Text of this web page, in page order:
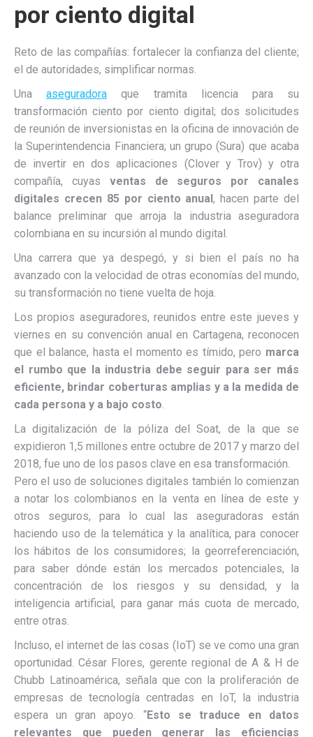
por ciento digital
Reto de las compañías: fortalecer la confianza del cliente;
el de autoridades, simplificar normas.
Unaaseguradora que tramita licencia para su
transformación ciento por ciento digital; dos solicitudes
de reunión de inversionistas en la oficina de innovación de
la Superintendencia Financiera; un grupo (Sura) que acaba
de invertir en dos aplicaciones (Clover y Trov) y otra
compañía, cuyas ventas de seguros por canales
digitales crecen 85 por ciento anual, hacen parte del
balance preliminar que arroja la industria aseguradora
colombiana en su incursión al mundo digital.
Una carrera que ya despegó, y si bien el país no ha
avanzado con la velocidad de otras economías del mundo,
su transformación no tiene vuelta de hoja.
Los propios aseguradores, reunidos entre este jueves y
viernes en su convención anual en Cartagena, reconocen
que el balance, hasta el momento es tímido, pero marca
el rumbo que la industria debe seguir para ser más
eficiente, brindar coberturas amplias y a la medida de
cada persona y a bajo costo.
La digitalización de la póliza del Soat, de la que se
expidieron 1,5 millones entre octubre de 2017 y marzo del
2018, fue uno de los pasos clave en esa transformación.
Pero el uso de soluciones digitales también lo comienzan
a notar los colombianos en la venta en línea de este y
otros seguros, para lo cual las aseguradoras están
haciendo uso de la telemática y la analítica, para conocer
los hábitos de los consumidores; la georreferenciación,
para saber dónde están los mercados potenciales, la
concentración de los riesgos y su densidad, y la
inteligencia artificial, para ganar más cuota de mercado,
entre otras.
Incluso, el internet de las cosas (IoT) se ve como una gran
oportunidad. César Flores, gerente regional de A & H de
Chubb Latinoamérica, señala que con la proliferación de
empresas de tecnología centradas en IoT, la industria
espera un gran apoyo. “Esto se traduce en datos
relevantes que pueden generar las eficiencias